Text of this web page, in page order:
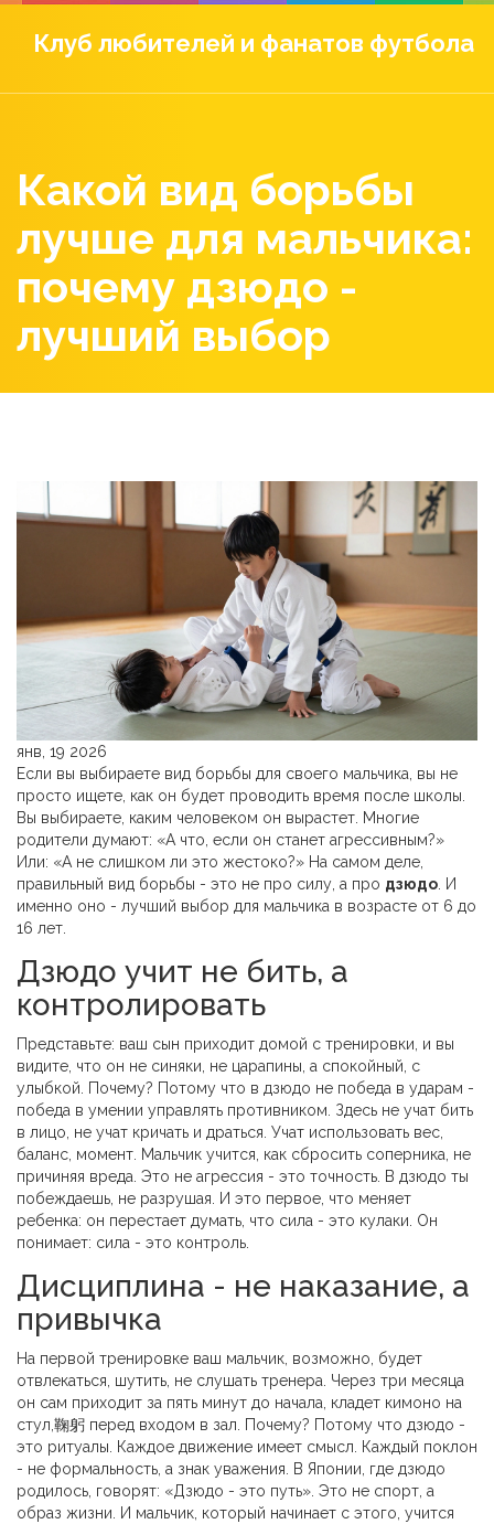
Клуб любителей и фанатов футбола
Какой вид борьбы
лучше для мальчика:
почему дзюдо -
лучший выбор
янв, 19 2026
Если вы выбираете вид борьбы для своего мальчика, вы не
просто ищете, как он будет проводить время после школы.
Вы выбираете, каким человеком он вырастет. Многие
родители думают: «А что, если он станет агрессивным?»
Или: «А не слишком ли это жестоко?» На самом деле,
правильный вид борьбы - это не про силу, а про дзюдо . И
именно оно - лучший выбор для мальчика в возрасте от 6 до
16 лет.
Дзюдо учит не бить, а
контролировать
Представьте: ваш сын приходит домой с тренировки, и вы
видите, что он не синяки, не царапины, а спокойный, с
улыбкой. Почему? Потому что в дзюдо не победа в ударам -
победа в умении управлять противником. Здесь не учат бить
в лицо, не учат кричать и драться. Учат использовать вес,
баланс, момент. Мальчик учится, как сбросить соперника, не
причиняя вреда. Это не агрессия - это точность. В дзюдо ты
побеждаешь, не разрушая. И это первое, что меняет
ребенка: он перестает думать, что сила - это кулаки. Он
понимает: сила - это контроль.
Дисциплина - не наказание, а
привычка
На первой тренировке ваш мальчик, возможно, будет
отвлекаться, шутить, не слушать тренера. Через три месяца
он сам приходит за пять минут до начала, кладет кимоно на
стул,鞠躬 перед входом в зал. Почему? Потому что дзюдо -
это ритуалы. Каждое движение имеет смысл. Каждый поклон
- не формальность, а знак уважения. В Японии, где дзюдо
родилось, говорят: «Дзюдо - это путь». Это не спорт, а
образ жизни. И мальчик, который начинает с этого, учится